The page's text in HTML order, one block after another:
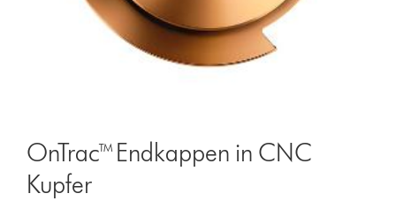
OnTrac™ Endkappen in CNC
Kupfer